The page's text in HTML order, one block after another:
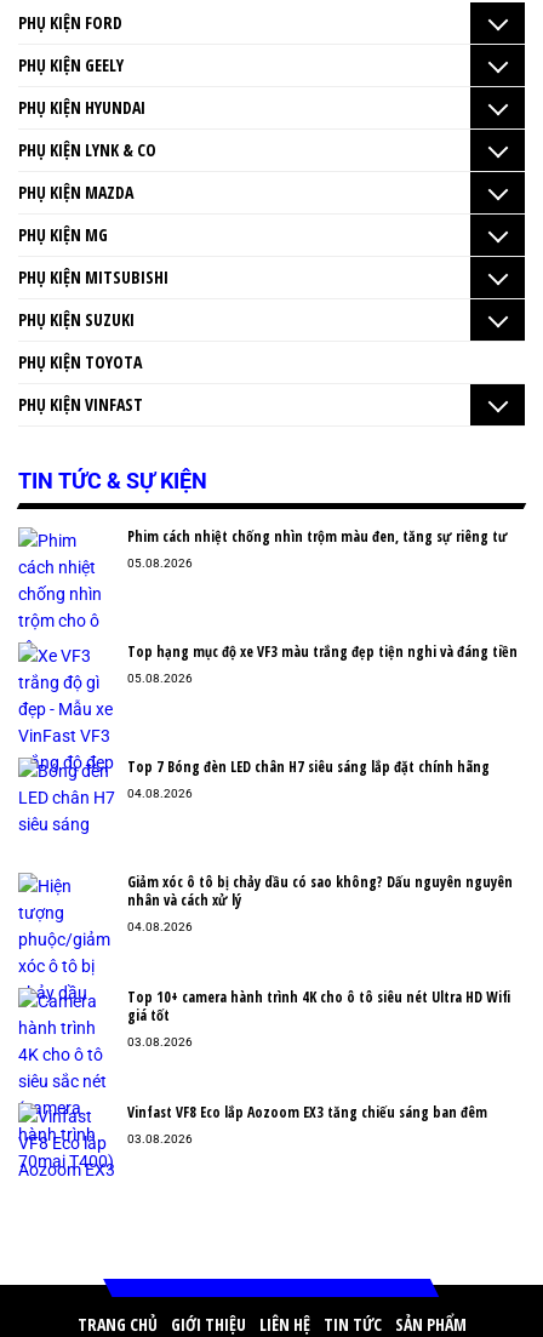
PHỤ KIỆN FORD
PHỤ KIỆN GEELY
PHỤ KIỆN HYUNDAI
PHỤ KIỆN LYNK & CO
PHỤ KIỆN MAZDA
PHỤ KIỆN MG
PHỤ KIỆN MITSUBISHI
PHỤ KIỆN SUZUKI
PHỤ KIỆN TOYOTA
PHỤ KIỆN VINFAST
TIN TỨC & SỰ KIỆN
Phim cách nhiệt chống nhìn trộm màu đen, tăng sự riêng tư
05.08.2026
Top hạng mục độ xe VF3 màu trắng đẹp tiện nghi và đáng tiền
05.08.2026
Top 7 Bóng đèn LED chân H7 siêu sáng lắp đặt chính hãng
04.08.2026
Giảm xóc ô tô bị chảy dầu có sao không? Dấu nguyên nguyên
nhân và cách xử lý
04.08.2026
Top 10+ camera hành trình 4K cho ô tô siêu nét Ultra HD Wifi
giá tốt
03.08.2026
Vinfast VF8 Eco lắp Aozoom EX3 tăng chiếu sáng ban đêm
03.08.2026
TRANG CHỦ GIỚI THIỆU LIÊN HỆ TIN TỨC SẢN PHẨM